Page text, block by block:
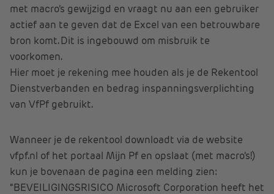
met macro’s gewijzigd en vraagt nu aan een gebruiker
actief aan te geven dat de Excel van een betrouwbare
bron komt. Dit is ingebouwd om misbruik te
voorkomen.
Hier moet je rekening mee houden als je de Rekentool
Dienstverbanden en bedrag inspanningsverplichting
van VfPf gebruikt.
Wanneer je de rekentool downloadt via de website
vfpf.nl of het portaal Mijn Pf en opslaat (met macro’s!)
kun je bovenaan de pagina een melding zien:
“BEVEILIGINGSRISICO Microsoft Corporation heeft het